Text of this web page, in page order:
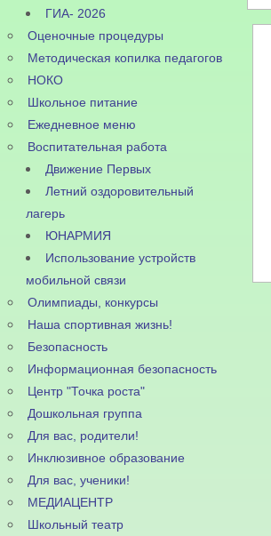
ГИА- 2026
Оценочные процедуры
Методическая копилка педагогов
НОКО
Школьное питание
Ежедневное меню
Воспитательная работа
Движение Первых
Летний оздоровительный
лагерь
ЮНАРМИЯ
Использование устройств
мобильной связи
Олимпиады, конкурсы
Наша спортивная жизнь!
Безопасность
Информационная безопасность
Центр "Точка роста"
Дошкольная группа
Для вас, родители!
Инклюзивное образование
Для вас, ученики!
МЕДИАЦЕНТР
Школьный театр